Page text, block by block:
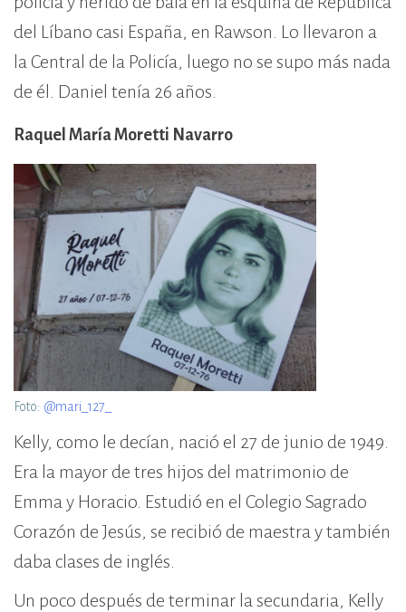
del Líbano casi España, en Rawson. Lo llevaron a
la Central de la Policía, luego no se supo más nada
de él. Daniel tenía 26 años.
Raquel María Moretti Navarro
Foto: @mari_127_
Kelly, como le decían, nació el 27 de junio de 1949.
Era la mayor de tres hijos del matrimonio de
Emma y Horacio. Estudió en el Colegio Sagrado
Corazón de Jesús, se recibió de maestra y también
daba clases de inglés.
Un poco después de terminar la secundaria, Kelly